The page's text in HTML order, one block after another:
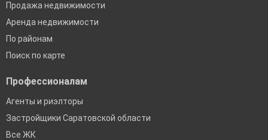
Продажа недвижимости
Аренда недвижимости
По районам
Поиск по карте
Профессионалам
Агенты и риэлторы
Застройщики Саратовской области
Все ЖК